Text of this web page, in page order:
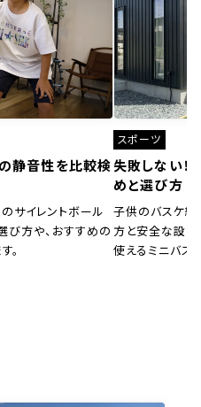
の静音性を比較検
サイレントボール
び方や、おすすめの
。
スポーツ
失敗しない！
めと選び方
子供のバスケ練
方と安全な設置
使えるミニバス